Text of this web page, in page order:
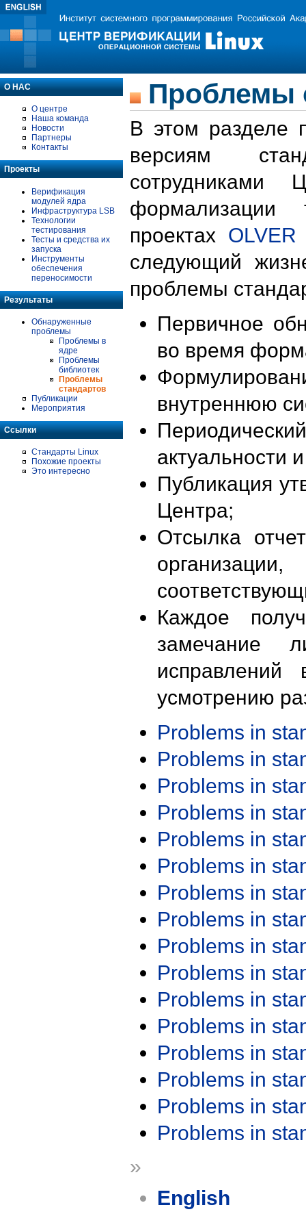
О НАС
О центре
Наша команда
Новости
Партнеры
Контакты
Проекты
Верификация
модулей ядра
Инфраструктура LSB
Технологии
тестирования
Тесты и средства их
запуска
Инструменты
обеспечения
переносимости
Результаты
Обнаруженные
проблемы
Проблемы в
ядре
Проблемы
библиотек
Проблемы
стандартов
Публикации
Мероприятия
Ссылки
Стандарты Linux
Похожие проекты
Это интересно
Проблемы
В этом разделе
версиям
формализации
проектах OLVER
следующий
проблемы
Первичное
во время
внутреннюю
актуальности
Публикация
Центра;
Отсылка
Каждое
замечание
исправлений
усмотрению
Problems in
Problems in
Problems in
Problems in
Problems in
Problems in
Problems in
Problems in
Problems in
Problems in
Problems in
Problems in
Problems in
Problems in
Problems in
Problems in
»
English